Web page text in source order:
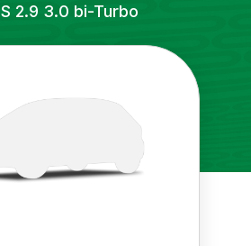
S 2.9 3.0 bi-Turbo